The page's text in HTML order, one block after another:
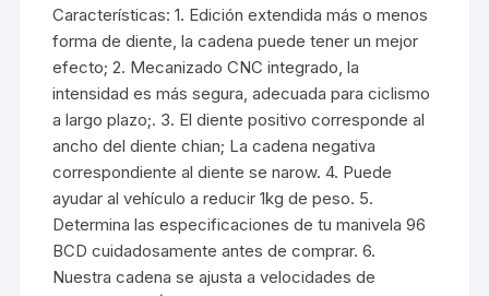
Características: 1. Edición extendida más o menos
forma de diente, la cadena puede tener un mejor
efecto; 2. Mecanizado CNC integrado, la
intensidad es más segura, adecuada para ciclismo
a largo plazo;. 3. El diente positivo corresponde al
ancho del diente chian; La cadena negativa
correspondiente al diente se narow. 4. Puede
ayudar al vehículo a reducir 1kg de peso. 5.
Determina las especificaciones de tu manivela 96
BCD cuidadosamente antes de comprar. 6.
Nuestra cadena se ajusta a velocidades de